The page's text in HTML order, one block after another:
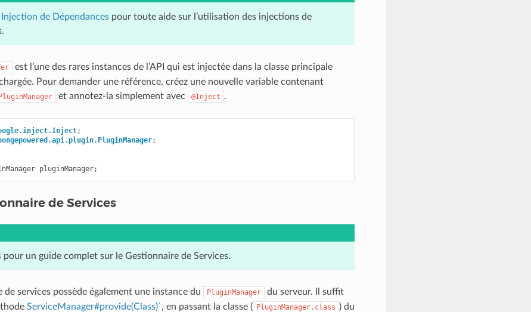
Injection de Dépendancespour toute aide sur l’utilisation des injections de
est l’une des rares instances de l’API qui est injectée dans la classe principale
chargée. Pour demander une référence, créez une nouvelle variable contenant
et annotez-la simplement avec @Inject .
;
;
pluginManager;
de Services
pour un guide complet sur le Gestionnaire de Services.
de services possède également une instance du PluginManager
du serveur. Il suffit
ServiceManager#provide(Class)`, en passant la classe ( PluginManager.class ) du